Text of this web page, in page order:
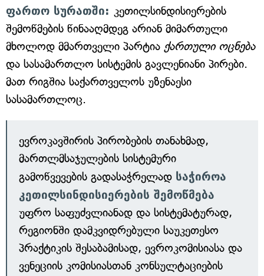
ფართო სურათში: კეთილსინდისიერების
შემოწმების წინააღმდეგ არიან მიმართული
მხოლოდ მმართველი პარტია ქართული ოცნება
და სასამართლო სისტემის გავლენიანი პირები.
მათ რიგშია საქართველოს უზენაესი
სასამართლოც.
ევროკავშირის პირობების თანახმად,
მართლმსაჯულების სისტემური
გამოწვევების გადასაჭრელად საჭიროა
კეთილსინდისიერების შემოწმება
უფრო საფუძვლიანად და სისტემატურად,
რეგიონში დამკვიდრებული საუკეთესო
პრაქტიკის შესაბამისად, ევროკომისიასა და
ვენეციის კომისიასთან კონსულტაციების